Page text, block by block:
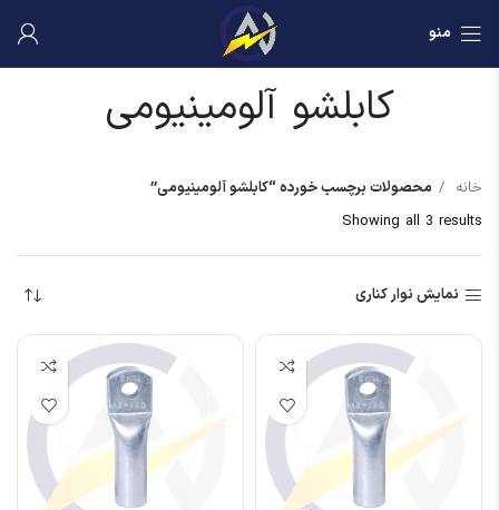
منو
کابلشو آلومینیومی
خانه
محصولات برچسب خورده “کابلشو آلومینیومی”
Showing all 3 results
نمایش نوار کناری